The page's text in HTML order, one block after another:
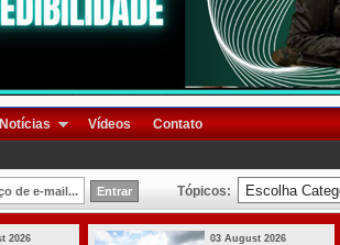
Notícias Vídeos Contato
Tópicos:
03 August 2026 03 August 2026